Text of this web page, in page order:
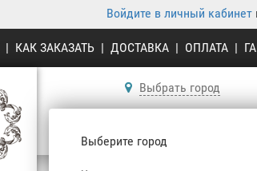
Войдите в личный кабинет
| КАК ЗАКАЗАТЬ | ДОСТАВКА | ОПЛАТА |
Выбрать город
Выберите городКУХНЯ